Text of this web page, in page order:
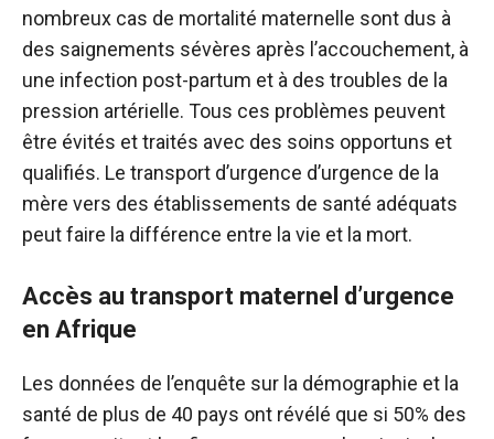
nombreux cas de mortalité maternelle sont dus à
des saignements sévères après l’accouchement, à
une infection post-partum et à des troubles de la
pression artérielle. Tous ces problèmes peuvent
être évités et traités avec des soins opportuns et
qualifiés. Le transport d’urgence d’urgence de la
mère vers des établissements de santé adéquats
peut faire la différence entre la vie et la mort.
Accès au transport maternel d’urgence
en Afrique
Les données de l’enquête sur la démographie et la
santé de plus de 40 pays ont révélé que si 50% des